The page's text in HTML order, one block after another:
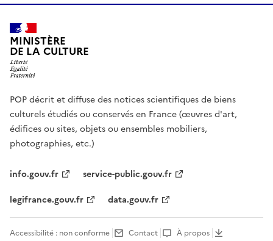
MINISTÈRE
DE LA CULTURE
POP décrit et diffuse des notices scientifiques de biens
culturels étudiés ou conservés en France (œuvres d'art,
édifices ou sites, objets ou ensembles mobiliers,
photographies, etc.)
info.gouv.fr
service-public.gouv.fr
legifrance.gouv.fr
data.gouv.fr
Accessibilité : non conforme Contact À propos